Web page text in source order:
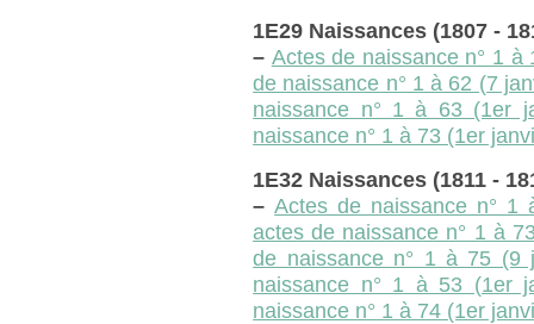
1E29 Naissances (1807 -
– Actes de naissance n° 1
de naissance n° 1 à 62 (7
naissance n° 1 à 63 (1er
naissance n° 1 à 73 (1er
1E32 Naissances (1811 -
– Actes de naissance n° 1
actes de naissance n° 1 à
de naissance n° 1 à 75 (9
naissance n° 1 à 53 (1er
naissance n° 1 à 74 (1er